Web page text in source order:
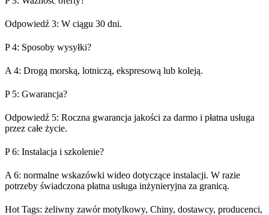
Odpowiedź 3: W ciągu 30 dni.
P 4: Sposoby wysyłki?
A 4: Drogą morską, lotniczą, ekspresową lub koleją.
P 5: Gwarancja?
Odpowiedź 5: Roczna gwarancja jakości za darmo i płatna usługa
przez całe życie.
P 6: Instalacja i szkolenie?
A 6: normalne wskazówki wideo dotyczące instalacji. W razie
potrzeby świadczona płatna usługa inżynieryjna za granicą.
Hot Tags: żeliwny zawór motylkowy, Chiny, dostawcy, producenci,